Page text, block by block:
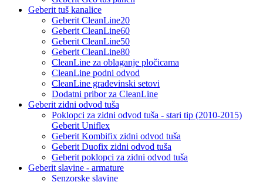
Geberit tuš kanalice
Geberit CleanLine20
Geberit CleanLine60
Geberit CleanLine50
Geberit CleanLine80
CleanLine za oblaganje pločicama
CleanLine podni odvod
CleanLine građevinski setovi
Dodatni pribor za CleanLine
Geberit zidni odvod tuša
Poklopci za zidni odvod tuša - stari tip (2010-2015)
Geberit Uniflex
Geberit Kombifix zidni odvod tuša
Geberit Duofix zidni odvod tuša
Geberit poklopci za zidni odvod tuša
Geberit slavine - armature
Senzorske slavine